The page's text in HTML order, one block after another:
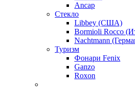
Ancap
Стекло
Libbey (США)
Bormioli Rocco
Nachtmann
Туризм
Фонари Fenix
Ganzo
Roxon